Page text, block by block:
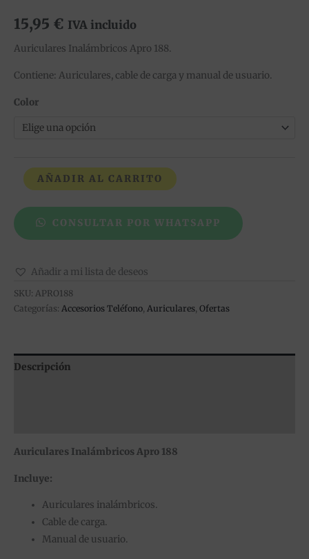
15,95 € IVA incluido
Auriculares Inalámbricos Apro 188.
Contiene: Auriculares, cable de carga y manual de usuario.
Color
AÑADIR AL CARRITO
CONSULTAR POR WHATSAPP
Añadir a mi lista de deseos
SKU: APRO188
Categorías: Accesorios Teléfono Auriculares Ofertas
Descripción
Auriculares Inalámbricos Apro 188
Incluye:
Auriculares inalámbricos.
Cable de carga.
Manual de usuario.